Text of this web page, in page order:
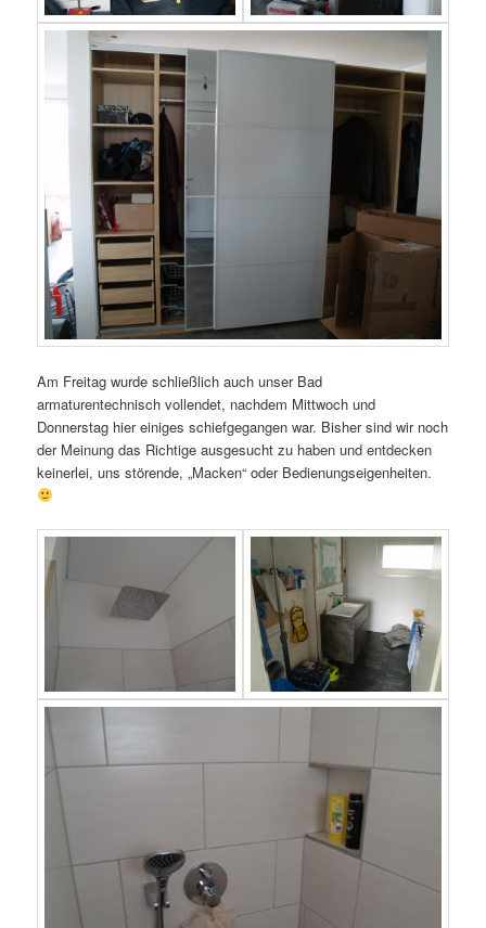
Am Freitag wurde schließlich auch unser Bad
armaturentechnisch vollendet, nachdem Mittwoch und
Donnerstag hier einiges schiefgegangen war. Bisher sind wir noch
der Meinung das Richtige ausgesucht zu haben und entdecken
keinerlei, uns störende, „Macken“ oder Bedienungseigenheiten.